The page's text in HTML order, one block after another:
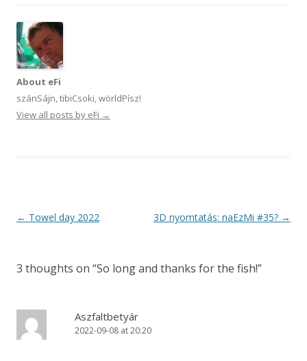
About eFi
szánSájn, tibiCsoki, wörldPísz!
View all posts by eFi →
Post
← Towel day 2022 3D nyomtatás: naEzMi #35? →
3 thoughts on “So long and thanks for the fish!”
Aszfaltbetyár
2022-09-08 at 20:20